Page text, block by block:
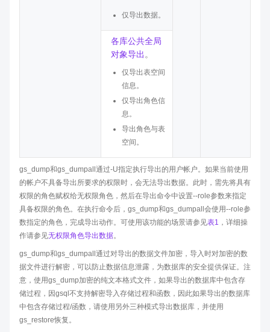
仅导出数据。
各库公共全局
对象导出 。
仅导出表空间
信息。
仅导出角色信
息。
导出角色与表
空间。
gs_dump和gs_dumpall通过-U指定执行导出的用户帐户。如果当前使用
的帐户不具备导出所要求的权限时，会无法导出数据。此时，需先将具有
权限的角色赋权给无权限角色，然后在导出命令中设置--role参数来指定
具备权限的角色。在执行命令后，gs_dump和gs_dumpall会使用--role参
数指定的角色，完成导出动作。可使用该功能的场景请参见表1 ，详细操
作请参见无权限角色导出数据。
gs_dump和gs_dumpall通过对导出的数据文件加密，导入时对加密的数
据文件进行解密，可以防止数据信息泄露，为数据库的安全提供保证。注
意，使用gs_dump加密的纯文本格式文件，如果导出的数据库中包含存
储过程，因gsql不支持解密导入存储过程和函数，因此如果导出的数据库
中包含存储过程/函数，请使用另外三种模式导出数据库，并使用
gs_restore恢复。